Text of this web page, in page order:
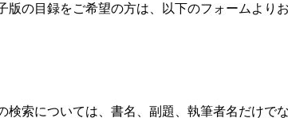
版の目録をご希望の方は、以下のフォームより
索については、書名、副題、執筆者名だけで